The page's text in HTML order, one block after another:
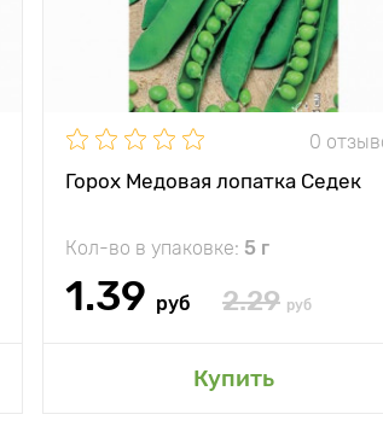
0
Горох Медовая лопатка Седек
Кол-во в упаковке: 5 г
1.39 руб 2.29 руб
Купить